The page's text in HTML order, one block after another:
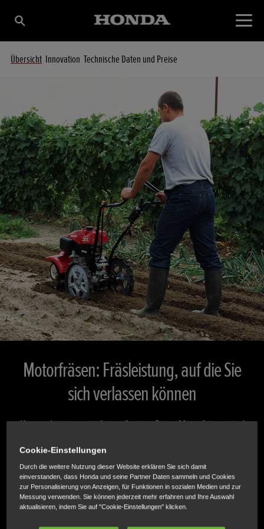
Übersicht Innovation Technische Daten und Preise
Motorfräsen: Fräsleistung, auf die Sie
sich verlassen können
Unsere leistungsstärksten Geräte: Diese Motorfräsen sind
verdichteten Boden mühelos auf.
TECHNISCHE DATEN
Cookie-Einstellungen
Durch die weitere Nutzung dieser Website erklären Sie sich damit
einverstanden, dass Honda und seine Partner Daten sammeln und Cookies
zur Personalisierung von Anzeigen, für Funktionen in sozialen Medien und zur
Messung verwenden. Sie können jederzeit mehr erfahren und Ihre Auswahl
aktualisieren, indem Sie auf "Cookie-Einstellungen" klicken.